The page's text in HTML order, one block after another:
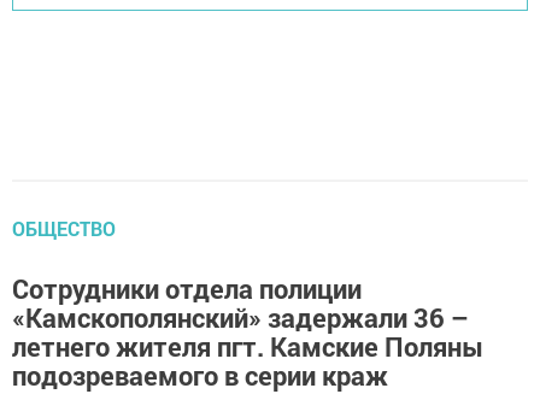
ОБЩЕСТВО
Сотрудники отдела полиции
«Камскополянский» задержали 36 –
летнего жителя пгт. Камские Поляны
подозреваемого в серии краж